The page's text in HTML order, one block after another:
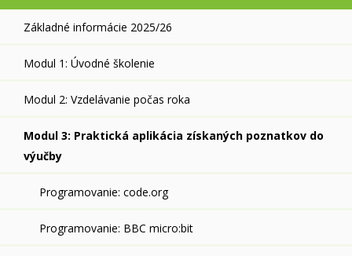
Základné informácie 2025/26
Modul 1: Úvodné školenie
Modul 2: Vzdelávanie počas roka
Modul 3: Praktická aplikácia získaných poznatkov do
výučby
Programovanie: code.org
Programovanie: BBC micro:bit